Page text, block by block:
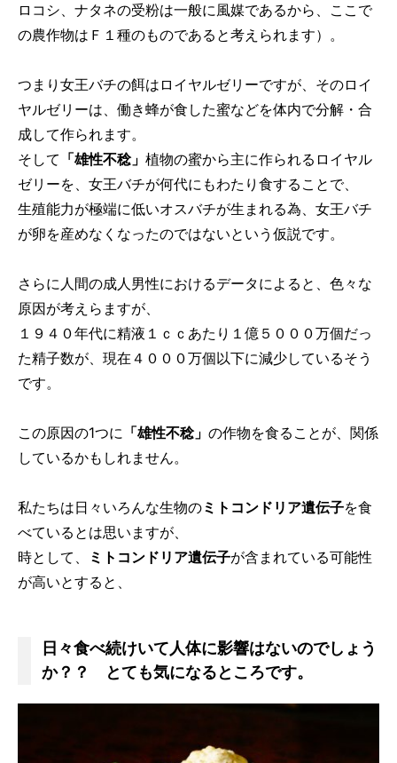
ロコシ、ナタネの受粉は一般に風媒であるから、ここで
の農作物はＦ１種のものであると考えられます）。
つまり女王バチの餌はロイヤルゼリーですが、そのロイ
ヤルゼリーは、働き蜂が食した蜜などを体内で分解・合
成して作られます。
そして 「雄性不稔」 植物の蜜から主に作られるロイヤル
ゼリーを、女王バチが何代にもわたり食することで、
生殖能力が極端に低いオスバチが生まれる為、女王バチ
が卵を産めなくなったのではないという仮説です。
さらに人間の成人男性におけるデータによると、色々な
原因が考えらますが、
１９４０年代に精液１ｃｃあたり１億５０００万個だっ
た精子数が、現在４０００万個以下に減少しているそう
です。
この原因の1つに 「雄性不稔」 の作物を食ることが、関係
しているかもしれません。
私たちは日々いろんな生物のミトコンドリア遺伝子を食
べているとは思いますが、
時として、
ミトコンドリア遺伝子が含まれている可能性
が高いとすると、
日々食べ続けいて人体に影響はないのでしょう
か？？ とても気になるところです。